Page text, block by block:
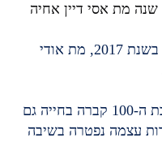
מת אסי דיין אחיה
כעבור 3 שנים, בשנת 2017, מת אודי
אמה רות דיין בת ה-100 קברה בחייה גם
עצמה נפטרה בשיבה